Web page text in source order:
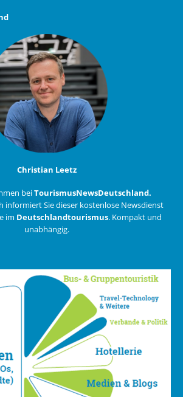
Christian Leetz
beiTourismusNewsDeutschland.
informiert Sie dieser kostenlose Newsdienst
im Deutschlandtourismus. Kompakt und
unabhängig.